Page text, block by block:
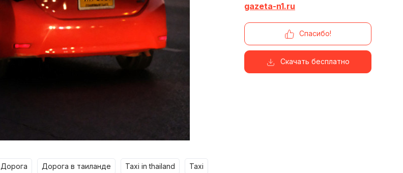
дорога дорога в таиланде taxi in thailand taxi
gazeta-n1.ru
Спасибо!
Скачать бесплатно